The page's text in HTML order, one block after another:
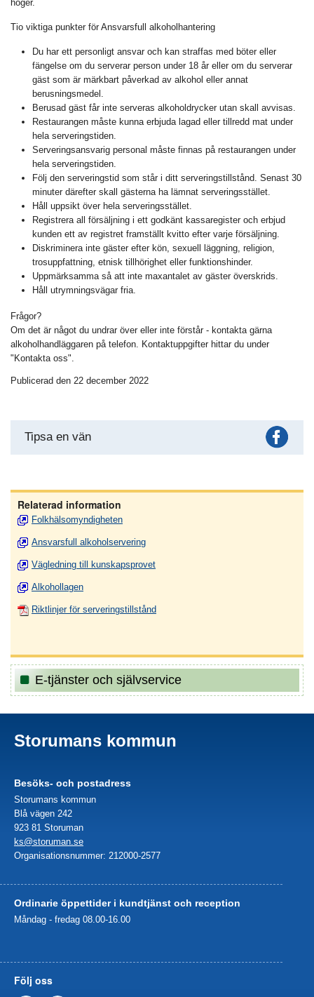
höger.
Tio viktiga punkter för Ansvarsfull alkoholhantering
Du har ett personligt ansvar och kan straffas med böter eller
fängelse om du serverar person under 18 år eller om du serverar
gäst som är märkbart påverkad av alkohol eller annat
berusningsmedel.
Berusad gäst får inte serveras alkoholdrycker utan skall avvisas.
Restaurangen måste kunna erbjuda lagad eller tillredd mat under
hela serveringstiden.
Serveringsansvarig personal måste finnas på restaurangen under
hela serveringstiden.
Följ den serveringstid som står i ditt serveringstillstånd. Senast 30
minuter därefter skall gästerna ha lämnat serveringsstället.
Håll uppsikt över hela serveringsstället.
Registrera all försäljning i ett godkänt kassaregister och erbjud
kunden ett av registret framställt kvitto efter varje försäljning.
Diskriminera inte gäster efter kön, sexuell läggning, religion,
trosuppfattning, etnisk tillhörighet eller funktionshinder.
Uppmärksamma så att inte maxantalet av gäster överskrids.
Håll utrymningsvägar fria.
Frågor?
Om det är något du undrar över eller inte förstår - kontakta gärna
alkoholhandläggaren på telefon. Kontaktuppgifter hittar du under
"Kontakta oss".
Publicerad den 22 december 2022
Tipsa en vän
Relaterad information
Folkhälsomyndigheten
Ansvarsfull alkoholservering
Vägledning till kunskapsprovet
Alkohollagen
Riktlinjer för serveringstillstånd
E-tjänster och självservice
Storumans kommun
Besöks- och postadress
Storumans kommun
Blå vägen 242
923 81 Storuman
ks@storuman.se
Organisationsnummer: 212000-2577
Ordinarie öppettider i kundtjänst och reception
Måndag - fredag 08.00-16.00
Följ oss